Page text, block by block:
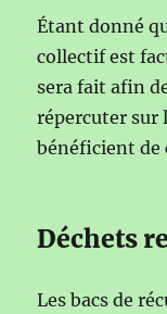
Étant donné
collectif est
sera fait afin
répercuter sur
bénéficient de
Déchets
Les bacs de